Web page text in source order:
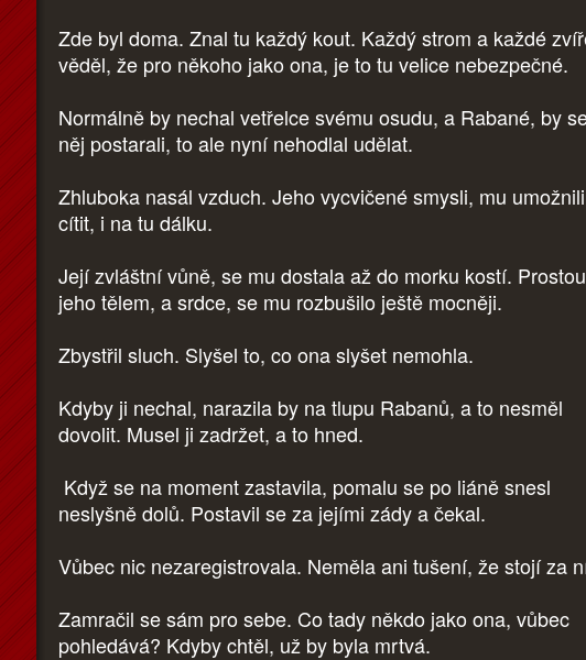
Zde byl doma. Znal tu každý kout. Každý strom a každé
věděl, že pro někoho jako ona, je to tu velice nebezpečné.
Normálně by nechal vetřelce svému osudu, a Rabané, by
něj postarali, to ale nyní nehodlal udělat.
Zhluboka nasál vzduch. Jeho vycvičené smysli, mu
cítit, i na tu dálku.
Její zvláštní vůně, se mu dostala až do morku kostí.
jeho tělem, a srdce, se mu rozbušilo ještě mocněji.
Zbystřil sluch. Slyšel to, co ona slyšet nemohla.
Kdyby ji nechal, narazila by na tlupu Rabanů, a to nesměl
dovolit. Musel ji zadržet, a to hned.
Když se na moment zastavila, pomalu se po liáně snesl
neslyšně dolů. Postavil se za jejími zády a čekal.
Vůbec nic nezaregistrovala. Neměla ani tušení, že stojí za
Zamračil se sám pro sebe. Co tady někdo jako ona, vůbec
pohledává? Kdyby chtěl, už by byla mrtvá.